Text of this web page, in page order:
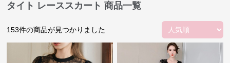
タイト レーススカート 商品一覧
153件の商品が見つかりました